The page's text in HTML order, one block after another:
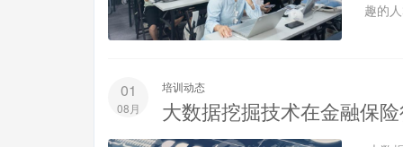
趣的
01
08月
培训动态
大数据挖掘技术在金融保